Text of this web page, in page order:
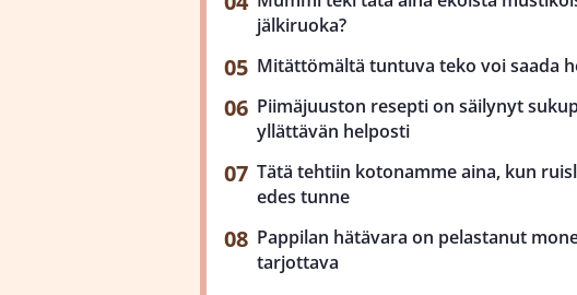
jälkiruoka?
Mitättömältä tuntuva teko voi saada
Piimäjuuston resepti on säilynyt
yllättävän helposti
Tätä tehtiin kotonamme aina, kun
edes tunne
Pappilan hätävara on pelastanut
tarjottava